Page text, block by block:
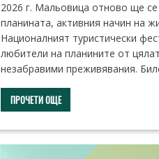
2026 г. Мальовица отново ще
планината, активния начин на
Националният туристически
любители на планините от
незабравими преживявания.
ПРОЧЕТИ ОЩЕ